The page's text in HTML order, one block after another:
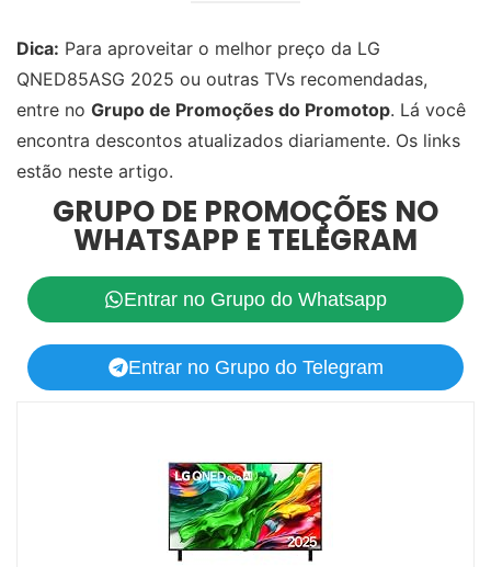
Dica: Para aproveitar o melhor preço da LG
QNED85ASG 2025 ou outras TVs recomendadas,
entre no Grupo de Promoções do Promotop. Lá você
encontra descontos atualizados diariamente. Os links
estão neste artigo.
GRUPO DE PROMOÇÕES NO
WHATSAPP E TELEGRAM
Entrar no Grupo do Whatsapp
Entrar no Grupo do Telegram